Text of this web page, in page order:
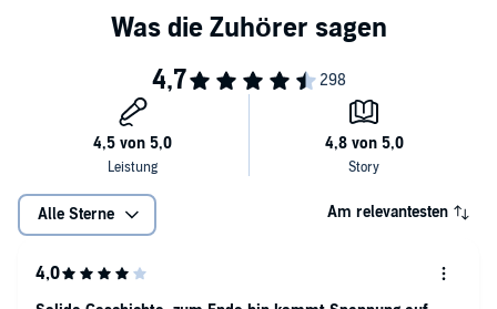
Alle Sterne Am relevantesten